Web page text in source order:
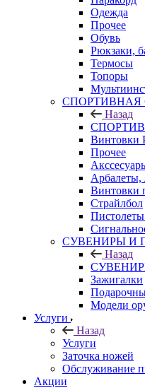
Одежда
Прочее
Обувь
Рюкзаки,
Термосы
Топоры
СПОРТИВНАЯ
Назад
Винтовки
Прочее
Арбалеты,
Винтовки
Страйлбол
СУВЕНИРЫ И
Назад
Зажигалки
Модели
Услуги
Назад
Услуги
Заточка ножей
Обслуживание
Акции